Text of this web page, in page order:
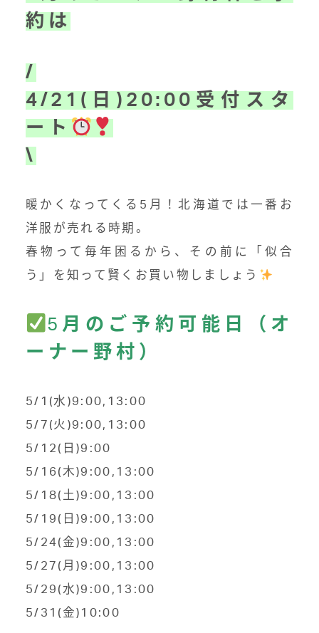
約は
/
4/21(日)20:00受付スタ
ート
\
暖かくなってくる5月！北海道では一番お
洋服が売れる時期。
春物って毎年困るから、その前に「似合
う」を知って賢くお買い物しましょう
5 月のご予約可能日（オ
ーナー野村）
5/1(水)9:00,13:00
5/7(火)9:00,13:00
5/12(日)9:00
5/16(木)9:00,13:00
5/18(土)9:00,13:00
5/19(日)9:00,13:00
5/24(金)9:00,13:00
5/27(月)9:00,13:00
5/29(水)9:00,13:00
5/31(金)10:00